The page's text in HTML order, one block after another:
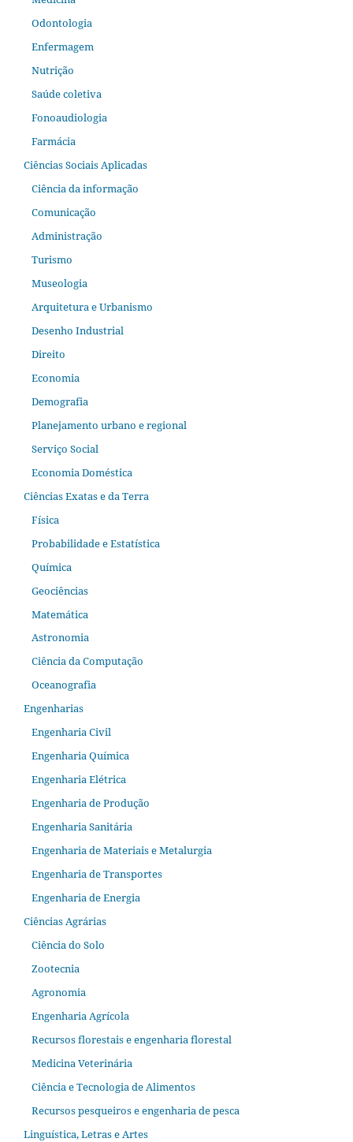
Odontologia
Enfermagem
Nutrição
Saúde coletiva
Fonoaudiologia
Farmácia
Ciências Sociais Aplicadas
Ciência da informação
Comunicação
Administração
Turismo
Museologia
Arquitetura e Urbanismo
Desenho Industrial
Direito
Economia
Demografia
Planejamento urbano e regional
Serviço Social
Economia Doméstica
Ciências Exatas e da Terra
Física
Probabilidade e Estatística
Química
Geociências
Matemática
Astronomia
Ciência da Computação
Oceanografia
Engenharias
Engenharia Civil
Engenharia Química
Engenharia Elétrica
Engenharia de Produção
Engenharia Sanitária
Engenharia de Materiais e Metalurgia
Engenharia de Transportes
Engenharia de Energia
Ciências Agrárias
Ciência do Solo
Zootecnia
Agronomia
Engenharia Agrícola
Recursos florestais e engenharia florestal
Medicina Veterinária
Ciência e Tecnologia de Alimentos
Recursos pesqueiros e engenharia de pesca
Linguística, Letras e Artes